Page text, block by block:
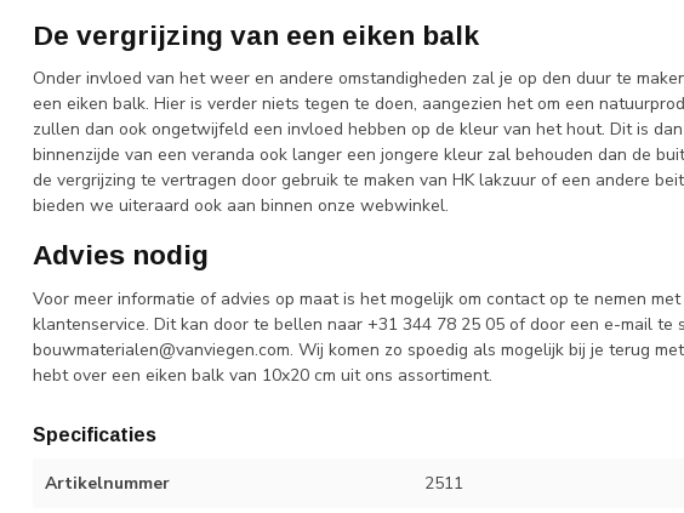
De vergrijzing van een eiken balk
Onder invloed van het weer en andere omstandigheden zal je op den duur te
een eiken balk. Hier is verder niets tegen te doen, aangezien het om een
zullen dan ook ongetwijfeld een invloed hebben op de kleur van het hout. Dit is
binnenzijde van een veranda ook langer een jongere kleur zal behouden dan de
de vergrijzing te vertragen door gebruik te maken van HK lakzuur of een andere
bieden we uiteraard ook aan binnen onze webwinkel.
Advies nodig
Voor meer informatie of advies op maat is het mogelijk om contact op te nemen
klantenservice. Dit kan door te bellen naar +31 344 78 25 05 of door een e-mail te
bouwmaterialen@vanviegen.com. Wij komen zo spoedig als mogelijk bij je terug
hebt over een eiken balk van 10x20 cm uit ons assortiment.
Specificaties
Artikelnummer 2511